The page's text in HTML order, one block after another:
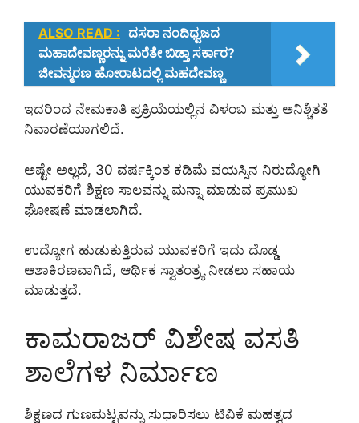
ALSO READ : ದಸರಾ ನಂದಿಧ್ವಜದ
ಮಹಾದೇವಣ್ಣರನ್ನು ಮರೆತೇ ಬಿಡ್ತಾ ಸರ್ಕಾರ?
ಜೀವನ್ಮರಣ ಹೋರಾಟದಲ್ಲಿ ಮಹದೇವಣ್ಣ
ಇದರಿಂದ ನೇಮಕಾತಿ ಪ್ರಕ್ರಿಯೆಯಲ್ಲಿನ ವಿಳಂಬ ಮತ್ತು ಅನಿಶ್ಚಿತತೆ
ನಿವಾರಣೆಯಾಗಲಿದೆ.
ಅಷ್ಟೇ ಅಲ್ಲದೆ, 30 ವರ್ಷಕ್ಕಿಂತ ಕಡಿಮೆ ವಯಸ್ಸಿನ ನಿರುದ್ಯೋಗಿ
ಯುವಕರಿಗೆ ಶಿಕ್ಷಣ ಸಾಲವನ್ನು ಮನ್ನಾ ಮಾಡುವ ಪ್ರಮುಖ
ಘೋಷಣೆ ಮಾಡಲಾಗಿದೆ.
ಉದ್ಯೋಗ ಹುಡುಕುತ್ತಿರುವ ಯುವಕರಿಗೆ ಇದು ದೊಡ್ಡ
ಆಶಾಕಿರಣವಾಗಿದೆ, ಆರ್ಥಿಕ ಸ್ವಾತಂತ್ರ್ಯ ನೀಡಲು ಸಹಾಯ
ಮಾಡುತ್ತದೆ.
ಕಾಮರಾಜರ್ ವಿಶೇಷ ವಸತಿ
ಶಾಲೆಗಳ ನಿರ್ಮಾಣ
ಶಿಕ್ಷಣದ ಗುಣಮಟ್ಟವನ್ನು ಸುಧಾರಿಸಲು ಟಿವಿಕೆ ಮಹತ್ವದ